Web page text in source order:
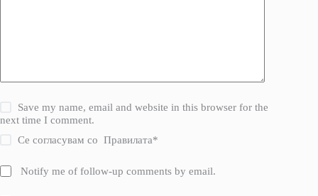
Save my name, email and website in this browser for the
next time I comment.
Се согласувам соПравилата*
Notify me of follow-up comments by email.